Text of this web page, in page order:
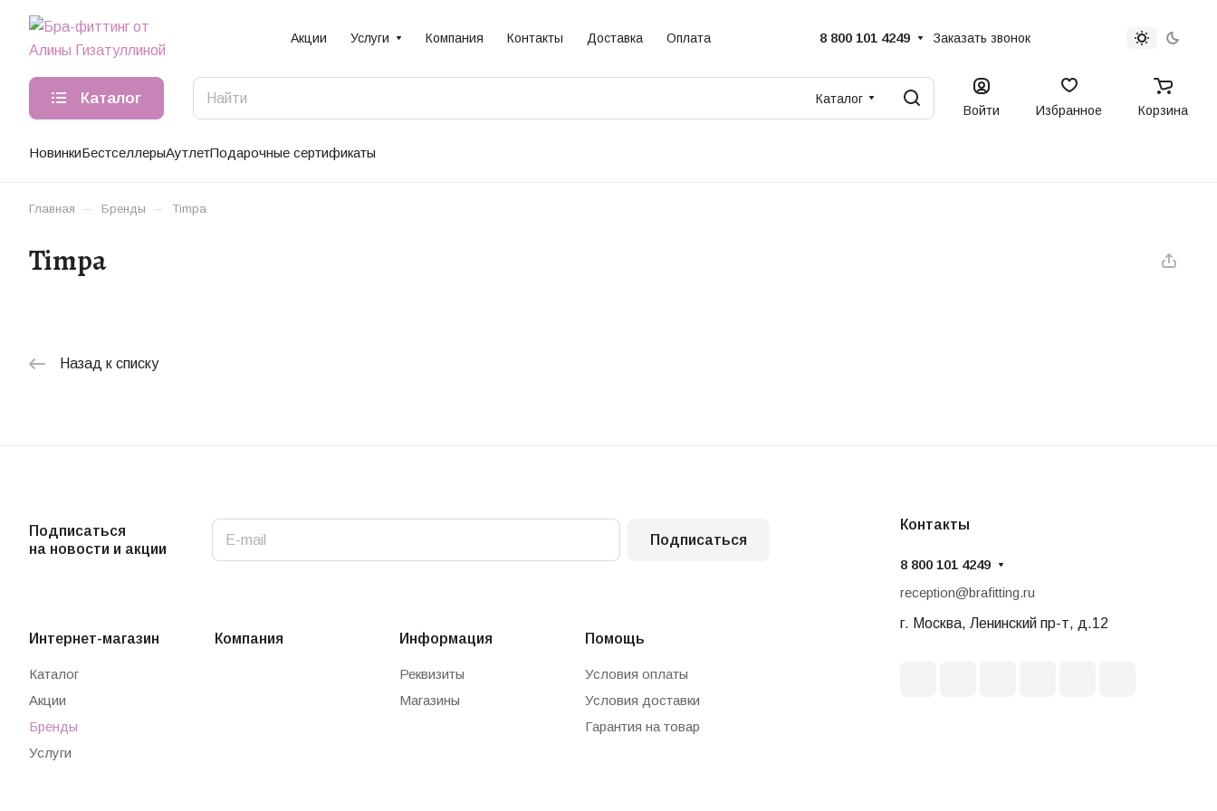
Акции Услуги Компания Контакты Доставка Оплата 8 800 101 4249 Заказать звонок
Каталог
Каталог
Войти
Избранное Корзина
НовинкиБестселлерыАутлетПодарочные сертификаты
Главная – Бренды – Timpa
Timpa
Назад к списку
Подписаться
на новости и акции
Подписаться
Интернет-магазин
Каталог
Акции
Бренды
Услуги
Компания Информация
Реквизиты
Магазины
Помощь
Условия оплаты
Условия доставки
Гарантия на товар
Контакты
8 800 101 4249
reception@brafitting.ru
г. Москва, Ленинский пр-т, д.12